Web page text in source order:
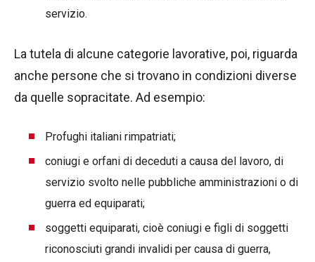
servizio.
La tutela di alcune categorie lavorative, poi, riguarda
anche persone che si trovano in condizioni diverse
da quelle sopracitate. Ad esempio:
Profughi italiani rimpatriati;
coniugi e orfani di deceduti a causa del lavoro, di
servizio svolto nelle pubbliche amministrazioni o di
guerra ed equiparati;
soggetti equiparati, cioè coniugi e figli di soggetti
riconosciuti grandi invalidi per causa di guerra,